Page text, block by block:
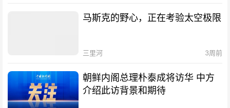
马斯克的野心，正在考验太空极限
三里河 3周前
朝鲜内阁总理朴泰成将访华 中方
介绍此访背景和期待